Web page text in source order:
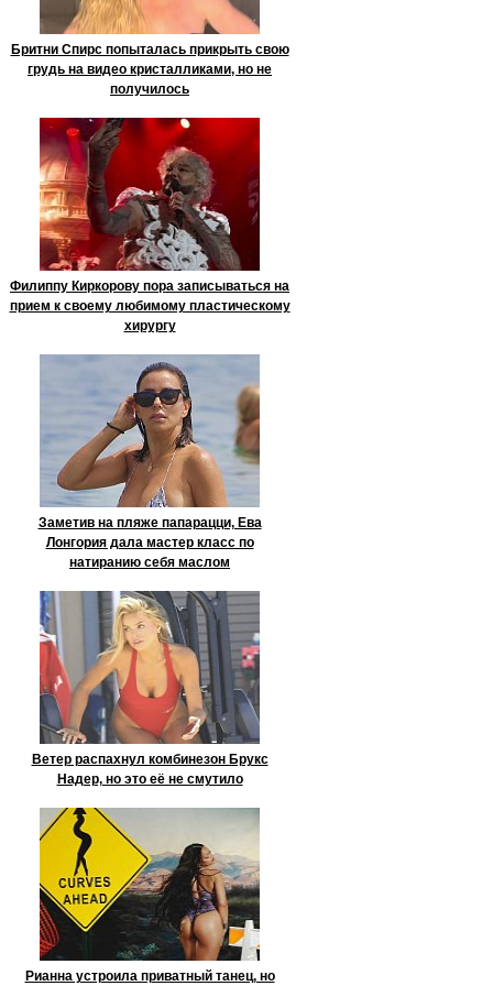
Бритни Спирс попыталась прикрыть свою
грудь на видео кристалликами, но не
получилось
Филиппу Киркорову пора записываться на
прием к своему любимому пластическому
хирургу
Заметив на пляже папарацци, Ева
Лонгория дала мастер класс по
натиранию себя маслом
Ветер распахнул комбинезон Брукс
Надер, но это её не смутило
Рианна устроила приватный танец, но